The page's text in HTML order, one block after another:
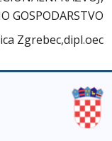
GOSPODARSTVO
Zgrebec,dipl.oec